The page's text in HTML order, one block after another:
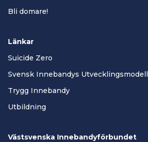
Bli domare!
Länkar
Suicide Zero
Svensk Innebandys Utvecklingsmodell
Trygg Innebandy
Utbildning
Västsvenska Innebandyförbundet